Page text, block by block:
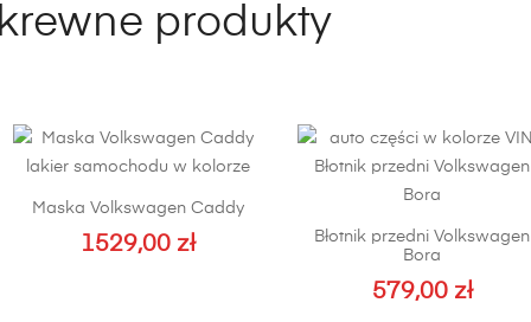
produkty
Maska Volkswagen Caddy
1529,00 zł
Błotnik przedni Volkswagen
Bora
579,00 zł